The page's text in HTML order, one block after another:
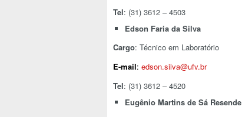
Tel: (31) 3612 – 4503
Edson Faria da Silva
Cargo: Técnico em Laboratório
E-mail: edson.silva@ufv.br
Tel: (31) 3612 – 4520
Eugênio Martins de Sá Resende